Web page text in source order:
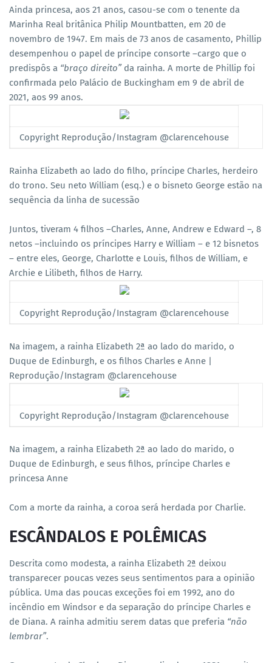
Ainda princesa, aos 21 anos, casou-se com o tenente da
Marinha Real britânica Philip Mountbatten, em 20 de
novembro de 1947. Em mais de 73 anos de casamento, Phillip
desempenhou o papel de príncipe consorte –cargo que o
predispôs a “braço direito”da rainha. A morte de Phillip foi
confirmada pelo Palácio de Buckingham em 9 de abril de
2021, aos 99 anos.
Copyright Reprodução/Instagram @clarencehouse
Rainha Elizabeth ao lado do filho, príncipe Charles, herdeiro
do trono. Seu neto William (esq.) e o bisneto George estão na
sequência da linha de sucessão
Juntos, tiveram 4 filhos –Charles, Anne, Andrew e Edward –, 8
netos –incluindo os príncipes Harry e William – e 12 bisnetos
– entre eles, George, Charlotte e Louis, filhos de William, e
Archie e Lilibeth, filhos de Harry.
Copyright Reprodução/Instagram @clarencehouse
Na imagem, a rainha Elizabeth 2ª ao lado do marido, o
Duque de Edinburgh, e os filhos Charles e Anne |
Reprodução/Instagram @clarencehouse
Copyright Reprodução/Instagram @clarencehouse
Na imagem, a rainha Elizabeth 2ª ao lado do marido, o
Duque de Edinburgh, e seus filhos, príncipe Charles e
princesa Anne
Com a morte da rainha, a coroa será herdada por Charlie.
ESCÂNDALOS E POLÊMICAS
Descrita como modesta, a rainha Elizabeth 2ª deixou
transparecer poucas vezes seus sentimentos para a opinião
pública. Uma das poucas exceções foi em 1992, ano do
incêndio em Windsor e da separação do príncipe Charles e
de Diana. A rainha admitiu serem datas que preferia “não
lembrar”.